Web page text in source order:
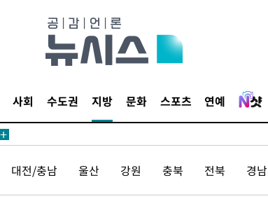
사회 수도권 지방 문화 스포츠 연예
대전/충남 울산 강원 충북 전북 경남